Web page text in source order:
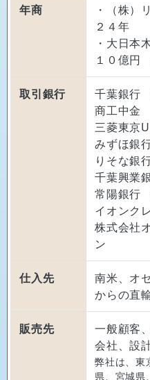
年商
・（株
２４年
・大日本
１０億円
取引銀行
千葉銀行
商工中金
三菱東京
みずほ銀
りそな銀
千葉興業
常陽銀行
イオンク
株式会社
ン
仕入先
南米、オ
からの直
販売先
一般顧客
会社、設
弊社は、東
県、宮城県